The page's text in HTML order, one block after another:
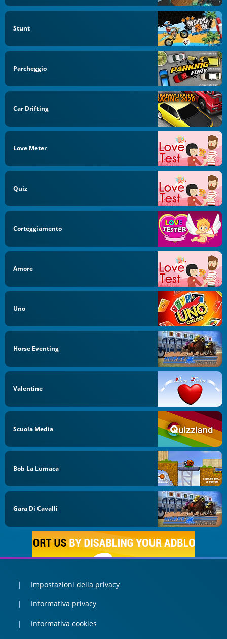
Stunt
Parcheggio
Car Drifting
Love Meter
Quiz
Corteggiamento
Amore
Uno
Horse Eventing
Valentine
Scuola Media
Bob La Lumaca
Gara Di Cavalli
Impostazioni della privacy
Informativa privacy
Informativa cookies